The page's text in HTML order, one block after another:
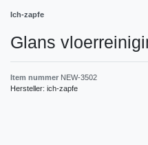
Ich-zapfe
Glans
Item nummer NEW-3502
Hersteller: ich-zapfe